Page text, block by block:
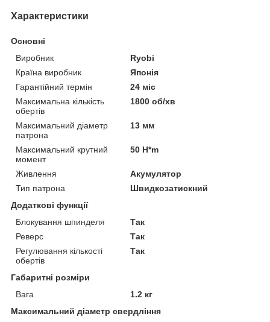
Характеристики
Основні
Виробник
Ryobi
Країна виробник
Японія
Гарантійний термін
24 міс
Максимальна кількість
обертів
1800 об/хв
Максимальний діаметр
патрона
13 мм
Максимальний крутний
момент
50 H*m
Живлення
Акумулятор
Тип патрона
Швидкозатискний
Додаткові функції
Блокування шпинделя
Так
Реверс
Так
Регулювання кількості
обертів
Так
Габаритні розміри
Вага
1.2 кг
Максимальний діаметр свердління